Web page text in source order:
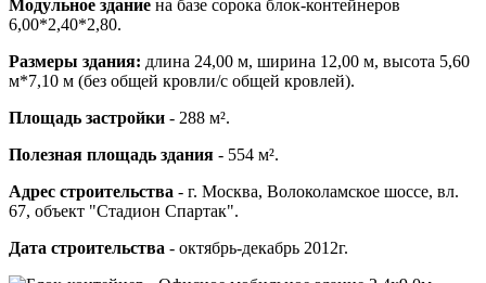
Модульное здание на базе сорока блок-контейнеров
6,00*2,40*2,80.
Размеры здания: длина 24,00 м, ширина 12,00 м, высота 5,60
м*7,10 м (без общей кровли/с общей кровлей).
Площадь застройки - 288 м².
Полезная площадь здания - 554 м².
Адрес строительства - г. Москва, Волоколамское шоссе, вл.
67, объект "Стадион Спартак".
Дата строительства - октябрь-декабрь 2012г.